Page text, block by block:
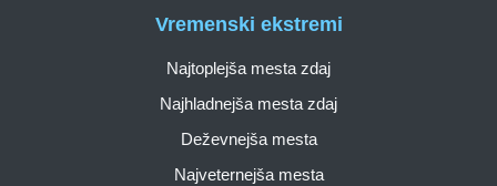
Vremenski ekstremi
Najtoplejša mesta zdaj
Najhladnejša mesta zdaj
Deževnejša mesta
Najveternejša mesta